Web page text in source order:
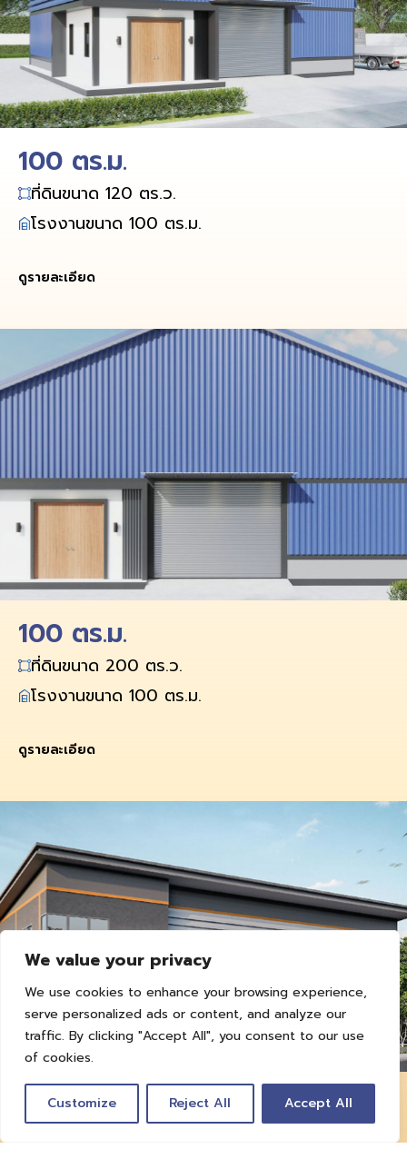
We value your privacy
We use cookies to enhance your browsing experience,
serve personalized ads or content, and analyze our
traffic. By clicking "Accept All", you consent to our use
of cookies.
Customize Reject All Accept All
100 ตร.ม.
ที่ดินขนาด 120 ตร.ว.
โรงงานขนาด 100 ตร.ม.
ดูรายละเอียด
100 ตร.ม.
ที่ดินขนาด 200 ตร.ว.
โรงงานขนาด 100 ตร.ม.
ดูรายละเอียด
165 ตร.ม.